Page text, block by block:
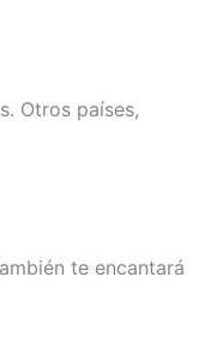
Otros países,
te encantará